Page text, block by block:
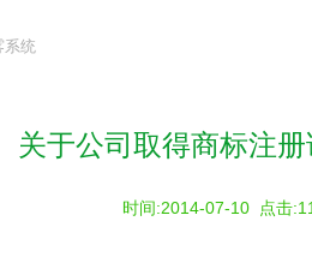
系统
关于公司取得商标注
时间:2014-07-10 点击: